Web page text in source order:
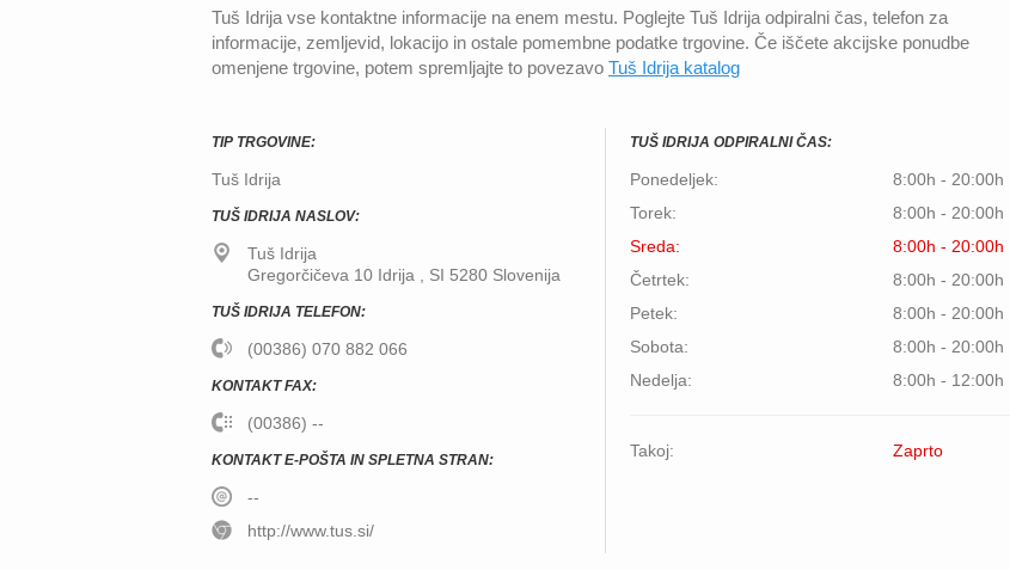
Tuš Idrija vse kontaktne informacije na enem mestu. Poglejte Tuš Idrija odpiralni čas, telefon za
informacije, zemljevid, lokacijo in ostale pomembne podatke trgovine. Če iščete akcijske ponudbe
omenjene trgovine, potem spremljajte to povezavo Tuš Idrija katalog
TIP TRGOVINE:
Tuš Idrija
TUŠ IDRIJA NASLOV:
Tuš Idrija
Gregorčičeva 10 Idrija SI 5280 Slovenija
TUŠ IDRIJA TELEFON:
(00386) 070 882 066
KONTAKT FAX:
(00386) --
KONTAKT E-POŠTA IN SPLETNA STRAN:
--
http://www.tus.si/
TUŠ IDRIJA ODPIRALNI ČAS:
Ponedeljek:
8:00h - 20:00h
Torek:
8:00h - 20:00h
Sreda:
8:00h - 20:00h
Četrtek:
8:00h - 20:00h
Petek:
8:00h - 20:00h
Sobota:
8:00h - 20:00h
Nedelja:
8:00h - 12:00h
Takoj: Zaprto